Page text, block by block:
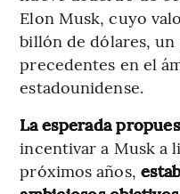
Elon Musk, cuyo
billón de dólares, un
precedentes en el
estadounidense.
La esperada
incentivar a Musk a
próximos años,